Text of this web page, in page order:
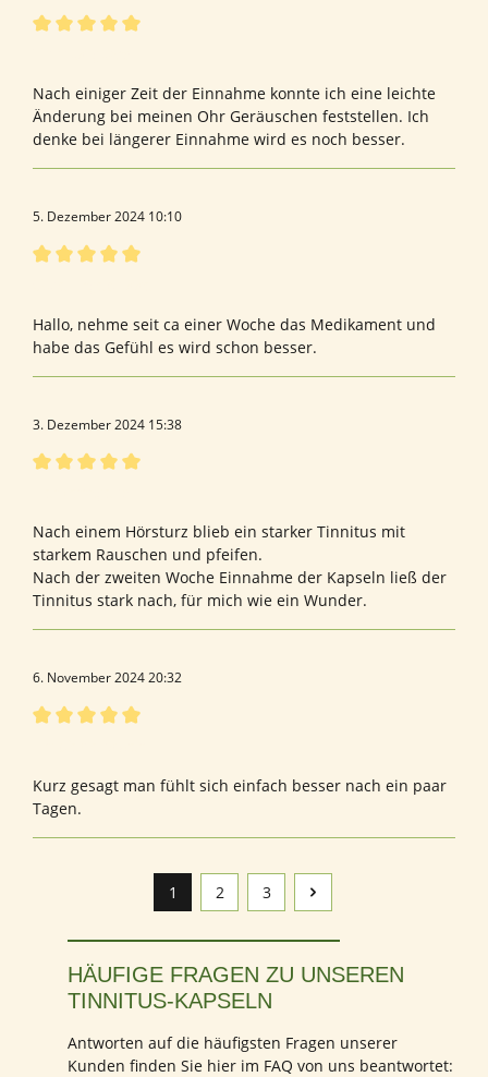
Nach einiger Zeit der Einnahme konnte ich eine leichte
Änderung bei meinen Ohr Geräuschen feststellen. Ich
denke bei längerer Einnahme wird es noch besser.
5. Dezember 2024 10:10
Hallo, nehme seit ca einer Woche das Medikament und
habe das Gefühl es wird schon besser.
3. Dezember 2024 15:38
Nach einem Hörsturz blieb ein starker Tinnitus mit
starkem Rauschen und pfeifen.
Nach der zweiten Woche Einnahme der Kapseln ließ der
Tinnitus stark nach, für mich wie ein Wunder.
6. November 2024 20:32
Kurz gesagt man fühlt sich einfach besser nach ein paar
Tagen.
Seite
1 Seite
2 Seite
3
HÄUFIGE FRAGEN ZU UNSEREN
TINNITUS-KAPSELN
Antworten auf die häufigsten Fragen unserer
Kunden finden Sie hier im FAQ von uns beantwortet: